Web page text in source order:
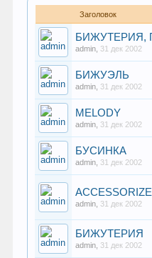
Заголовок
БИЖУТЕРИЯ,
admin 31 дек 2002
БИЖУЭЛЬ
admin 31 дек 2002
MELODY
admin 31 дек 2002
БУСИНКА
admin 31 дек 2002
ACCESSORIZE
admin 31 дек 2002
БИЖУТЕРИЯ
admin 31 дек 2002